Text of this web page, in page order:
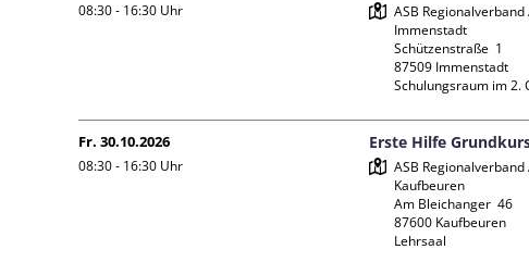
08:30 - 16:30 Uhr
ASB Regionalverband
Immenstadt
Schützenstraße  1
87509 Immenstadt
Schulungsraum im 2.
Fr. 30.10.2026
08:30 - 16:30 Uhr
Erste Hilfe
ASB Regionalverband
Kaufbeuren
Am Bleichanger  46
87600 Kaufbeuren
Lehrsaal